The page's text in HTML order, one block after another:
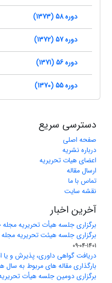
دوره 58 (1373)
دوره 57 (1372)
دوره 56 (1371)
دوره 55 (1370)
دسترسی سریع
صفحه اصلی
درباره نشریه
اعضای هیات تحریریه
ارسال مقاله
تماس با ما
نقشه سایت
آخرین اخبار
برگزاری جلسه هیأت تحریریه
برگزاری جلسه هیئت تحریریه مجله
1401-04-09
دریافت گواهی داوری، پذیرش و یا
بارگذاری مقاله های مربوط به سال های 1370 تا
برگزاری دومین جلسه هیأت